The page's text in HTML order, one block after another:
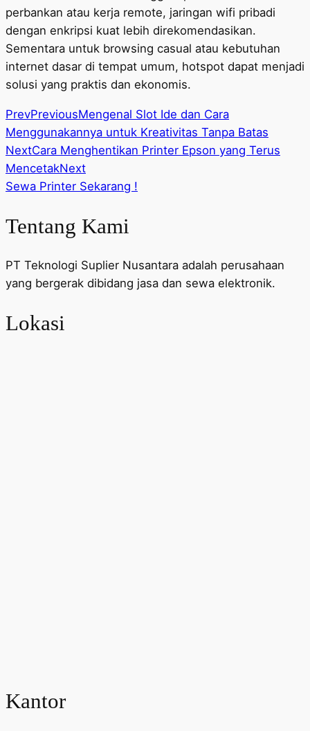
perbankan atau kerja remote, jaringan wifi pribadi
dengan enkripsi kuat lebih direkomendasikan.
Sementara untuk browsing casual atau kebutuhan
internet dasar di tempat umum, hotspot dapat menjadi
solusi yang praktis dan ekonomis.
PrevPreviousMengenal Slot Ide dan Cara
Menggunakannya untuk Kreativitas Tanpa Batas
NextCara Menghentikan Printer Epson yang Terus
MencetakNext
Sewa Printer Sekarang !
Tentang Kami
PT Teknologi Suplier Nusantara adalah perusahaan
yang bergerak dibidang jasa dan sewa elektronik.
Lokasi
Kantor